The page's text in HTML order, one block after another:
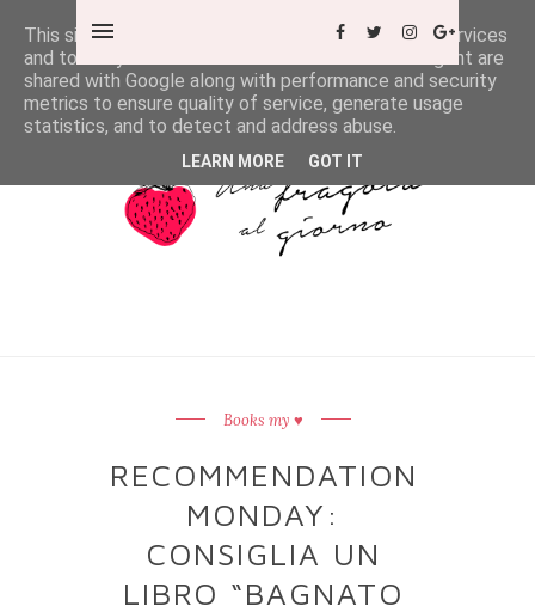
Books my ♥
RECOMMENDATION
MONDAY:
CONSIGLIA UN
LIBRO “BAGNATO
This site uses cookies from Google to deliver its services
and to analyze traffic. Your IP address and user-agent are
shared with Google along with performance and security
metrics to ensure quality of service, generate usage
statistics, and to detect and address abuse.
LEARN MORE GOT IT